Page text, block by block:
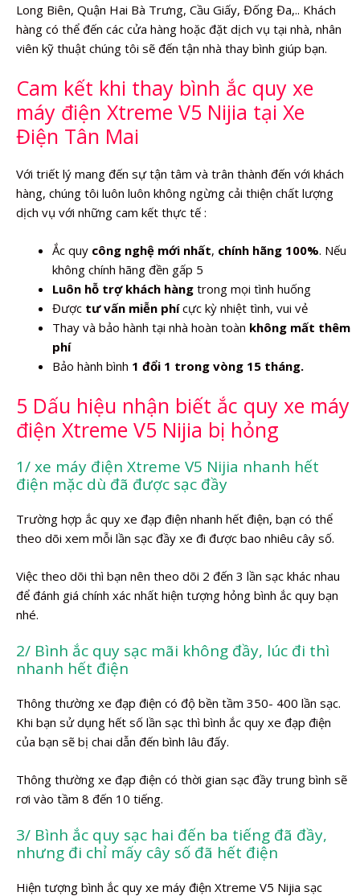
Long Biên, Quận Hai Bà Trưng, Cầu Giấy, Đống Đa,.. Khách
hàng có thể đến các cửa hàng hoặc đặt dịch vụ tại nhà, nhân
viên kỹ thuật chúng tôi sẽ đến tận nhà thay bình giúp bạn.
Cam kết khi thay bình ắc quy xe
máy điện Xtreme V5 Nijia tại Xe
Điện Tân Mai
Với triết lý mang đến sự tận tâm và trân thành đến với khách
hàng, chúng tôi luôn luôn không ngừng cải thiện chất lượng
dịch vụ với những cam kết thực tế :
Ắc quy công nghệ mới nhất, chính hãng 100%. Nếu
không chính hãng đền gấp 5
Luôn hỗ trợ khách hàng trong mọi tình huống
Được tư vấn miễn phícực kỳ nhiệt tình, vui vẻ
Thay và bảo hành tại nhà hoàn toàn không mất thêm
phí
Bảo hành bình 1 đổi 1 trong vòng 15 tháng.
5 Dấu hiệu nhận biết ắc quy xe máy
điện Xtreme V5 Nijia bị hỏng
1/ xe máy điện Xtreme V5 Nijia nhanh hết
điện mặc dù đã được sạc đầy
Trường hợp ắc quy xe đạp điện nhanh hết điện, bạn có thể
theo dõi xem mỗi lần sạc đầy xe đi được bao nhiêu cây số.
Việc theo dõi thì bạn nên theo dõi 2 đến 3 lần sạc khác nhau
để đánh giá chính xác nhất hiện tượng hỏng bình ắc quy bạn
nhé.
2/ Bình ắc quy sạc mãi không đầy, lúc đi thì
nhanh hết điện
Thông thường xe đạp điện có độ bền tầm 350- 400 lần sạc.
Khi bạn sử dụng hết số lần sạc thì bình ắc quy xe đạp điện
của bạn sẽ bị chai dẫn đến bình lâu đấy.
Thông thường xe đạp điện có thời gian sạc đầy trung bình sẽ
rơi vào tầm 8 đến 10 tiếng.
3/ Bình ắc quy sạc hai đến ba tiếng đã đầy,
nhưng đi chỉ mấy cây số đã hết điện
Hiện tượng bình ắc quy xe máy điện Xtreme V5 Nijia sạc